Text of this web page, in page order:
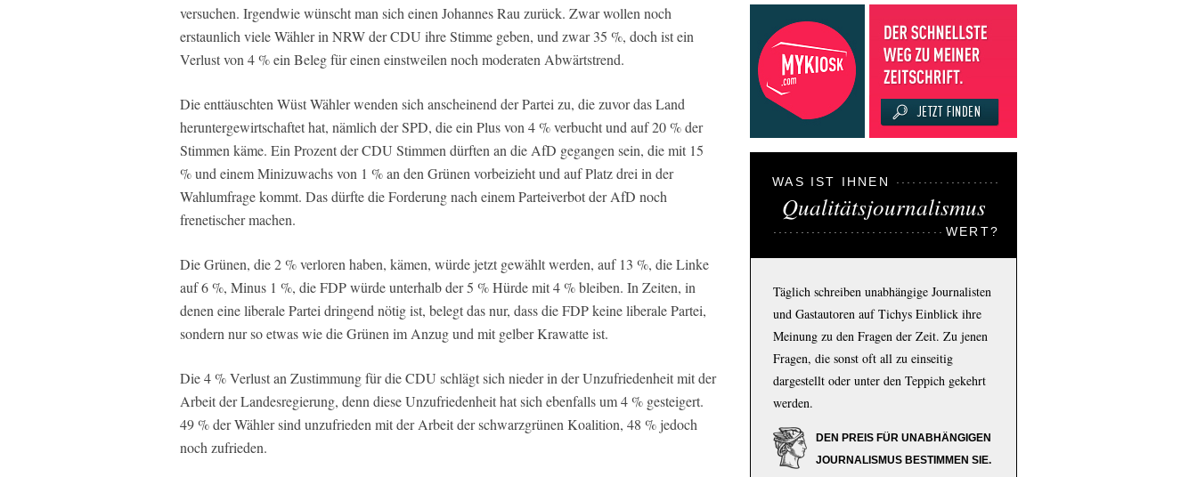
versuchen. Irgendwie wünscht man sich einen Johannes Rau zurück. Zwar wollen noch
erstaunlich viele Wähler in NRW der CDU ihre Stimme geben, und zwar 35 %, doch ist ein
Verlust von 4 % ein Beleg für einen einstweilen noch moderaten Abwärtstrend.
Die enttäuschten Wüst Wähler wenden sich anscheinend der Partei zu, die zuvor das Land
heruntergewirtschaftet hat, nämlich der SPD, die ein Plus von 4 % verbucht und auf 20 % der
Stimmen käme. Ein Prozent der CDU Stimmen dürften an die AfD gegangen sein, die mit 15
% und einem Minizuwachs von 1 % an den Grünen vorbeizieht und auf Platz drei in der
Wahlumfrage kommt. Das dürfte die Forderung nach einem Parteiverbot der AfD noch
frenetischer machen.
Die Grünen, die 2 % verloren haben, kämen, würde jetzt gewählt werden, auf 13 %, die Linke
auf 6 %, Minus 1 %, die FDP würde unterhalb der 5 % Hürde mit 4 % bleiben. In Zeiten, in
denen eine liberale Partei dringend nötig ist, belegt das nur, dass die FDP keine liberale Partei,
sondern nur so etwas wie die Grünen im Anzug und mit gelber Krawatte ist.
Die 4 % Verlust an Zustimmung für die CDU schlägt sich nieder in der Unzufriedenheit mit der
Arbeit der Landesregierung, denn diese Unzufriedenheit hat sich ebenfalls um 4 % gesteigert.
49 % der Wähler sind unzufrieden mit der Arbeit der schwarzgrünen Koalition, 48 % jedoch
noch zufrieden.
WAS IST IHNEN
Qualitätsjournalismus
WERT?
Täglich schreiben unabhängige Journalisten
und Gastautoren auf Tichys Einblick ihre
Meinung zu den Fragen der Zeit. Zu jenen
Fragen, die sonst oft all zu einseitig
dargestellt oder unter den Teppich gekehrt
werden.
DEN PREIS FÜR UNABHÄNGIGEN
JOURNALISMUS BESTIMMEN SIE.